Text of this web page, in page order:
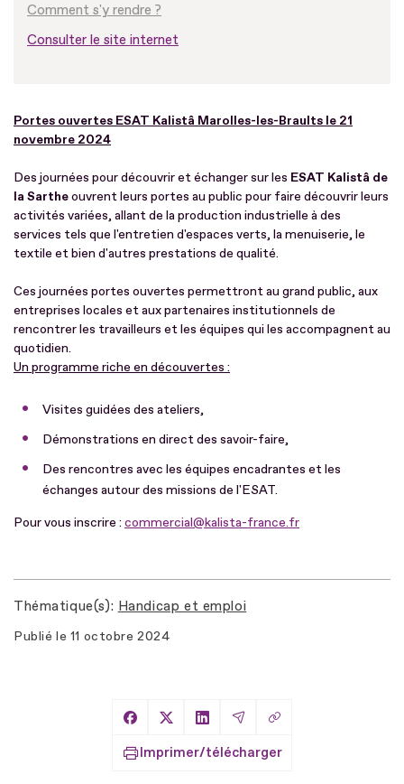
Comment s'y rendre ?
Consulter le site internet
Portes ouvertes ESAT Kalistâ Marolles-les-Braults le 21
novembre 2024
Des journées pour découvrir et échanger sur les ESAT Kalistâ de
la Sartheouvrent leurs portes au public pour faire découvrir leurs
activités variées, allant de la production industrielle à des
services tels que l'entretien d'espaces verts, la menuiserie, le
textile et bien d'autres prestations de qualité.
Ces journées portes ouvertes permettront au grand public, aux
entreprises locales et aux partenaires institutionnels de
rencontrer les travailleurs et les équipes qui les accompagnent au
quotidien.
Un programme riche en découvertes :
Visites guidées des ateliers,
Démonstrations en direct des savoir-faire,
Des rencontres avec les équipes encadrantes et les
échanges autour des missions de l'ESAT.
Pour vous inscrire : commercial@kalista-france.fr
Thématique(s) Handicap et emploi
Publié le 11 octobre 2024
Partager sur Facebook
Partager sur X
Partager sur LinkedIn
Partager par Email
Copier le lien
Imprimer/télécharger